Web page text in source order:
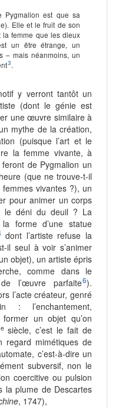
Pygmalion est que sa
Elle et le fruit de son
femme que les dieux
un être étrange, un
– mais néanmoins, un
3.
y verront tantôt un
(dont le génie est
une œuvre similaire à
mythe de la création,
(puisque l’art et le
la femme vivante, à
feront de Pygmalion un
(que ne trouve-t-il
vivantes ?), un
pour animer un corps
le déni du deuil ? La
forme d’une statue
dont l’artiste refuse la
il seul à voir s’animer
objet), un artiste épris
comme dans le
l’œuvre parfaite6).
l’acte créateur, genré
l’enchantement,
un objet qu’on
esiècle, c’est le fait de
regard mimétiques de
c’est-à-dire un
subversif, non le
coercitive ou pulsion
la plume de Descartes
, 1747),